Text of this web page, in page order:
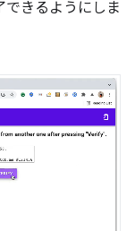
きるようにしま